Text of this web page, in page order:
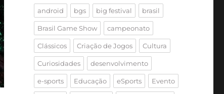
android bgs big festival brasil
Brasil Game Show campeonato
Clássicos Criação de Jogos Cultura
Curiosidades desenvolvimento
e-sports Educação eSports Evento